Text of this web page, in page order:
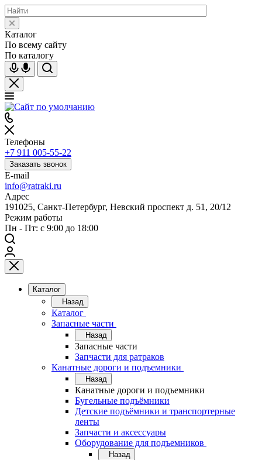
Каталог
По всему сайту
По каталогу
Телефоны
+7 911 005-55-22
Заказать звонок
E-mail
info@ratraki.ru
Адрес
191025, Санкт-Петербург, Невский проспект д. 51, 20/12
Режим работы
Пн - Пт: с 9:00 до 18:00
Каталог
Назад
Каталог
Запасные части
Назад
Запасные части
Запчасти для ратраков
Канатные дороги и подъемники
Назад
Канатные дороги и подъемники
Бугельные подъёмники
Детские подъёмники и транспортерные
ленты
Запчасти и аксессуары
Оборудование для подъемников
Назад